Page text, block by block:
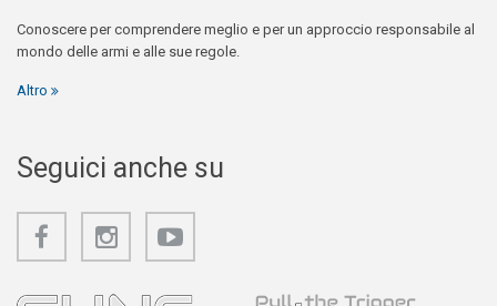
Conoscere per comprendere meglio e per un approccio responsabile al
mondo delle armi e alle sue regole.
Altro
Seguici anche su